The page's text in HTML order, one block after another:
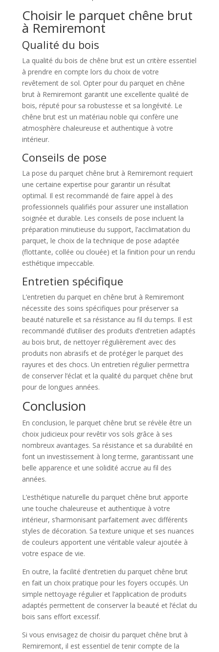
Choisir le parquet chêne brut
à Remiremont
Qualité du bois
La qualité du bois de chêne brut est un critère essentiel
à prendre en compte lors du choix de votre
revêtement de sol. Opter pour du parquet en chêne
brut à Remiremont garantit une excellente qualité de
bois, réputé pour sa robustesse et sa longévité. Le
chêne brut est un matériau noble qui confère une
atmosphère chaleureuse et authentique à votre
intérieur.
Conseils de pose
La pose du parquet chêne brut à Remiremont requiert
une certaine expertise pour garantir un résultat
optimal. Il est recommandé de faire appel à des
professionnels qualifiés pour assurer une installation
soignée et durable. Les conseils de pose incluent la
préparation minutieuse du support, l’acclimatation du
parquet, le choix de la technique de pose adaptée
(flottante, collée ou clouée) et la finition pour un rendu
esthétique impeccable.
Entretien spécifique
L’entretien du parquet en chêne brut à Remiremont
nécessite des soins spécifiques pour préserver sa
beauté naturelle et sa résistance au fil du temps. Il est
recommandé d’utiliser des produits d’entretien adaptés
au bois brut, de nettoyer régulièrement avec des
produits non abrasifs et de protéger le parquet des
rayures et des chocs. Un entretien régulier permettra
de conserver l’éclat et la qualité du parquet chêne brut
pour de longues années.
Conclusion
En conclusion, le parquet chêne brut se révèle être un
choix judicieux pour revêtir vos sols grâce à ses
nombreux avantages. Sa résistance et sa durabilité en
font un investissement à long terme, garantissant une
belle apparence et une solidité accrue au fil des
années.
L’esthétique naturelle du parquet chêne brut apporte
une touche chaleureuse et authentique à votre
intérieur, s’harmonisant parfaitement avec différents
styles de décoration. Sa texture unique et ses nuances
de couleurs apportent une véritable valeur ajoutée à
votre espace de vie.
En outre, la facilité d’entretien du parquet chêne brut
en fait un choix pratique pour les foyers occupés. Un
simple nettoyage régulier et l’application de produits
adaptés permettent de conserver la beauté et l’éclat du
bois sans effort excessif.
Si vous envisagez de choisir du parquet chêne brut à
Remiremont, il est essentiel de tenir compte de la